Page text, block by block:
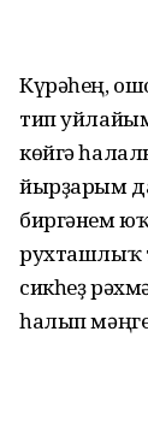
Күрәһең,
тип
көйгә
йырҙарым
биргәнем
рухташлыҡ
сикһеҙ
һалып